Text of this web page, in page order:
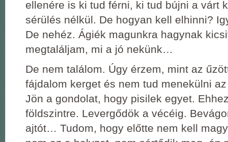
ellenére is ki tud férni, ki tud bújni a várt
sérülés nélkül. De hogyan kell elhinni?
De nehéz. Ágiék magunkra hagynak
megtaláljam, mi a jó nekünk…
De nem találom. Úgy érzem, mint az
fájdalom kerget és nem tud menekülni
Jön a gondolat, hogy pisilek egyet.
földszintre. Levergődök a vécéig.
ajtót… Tudom, hogy előtte nem kell